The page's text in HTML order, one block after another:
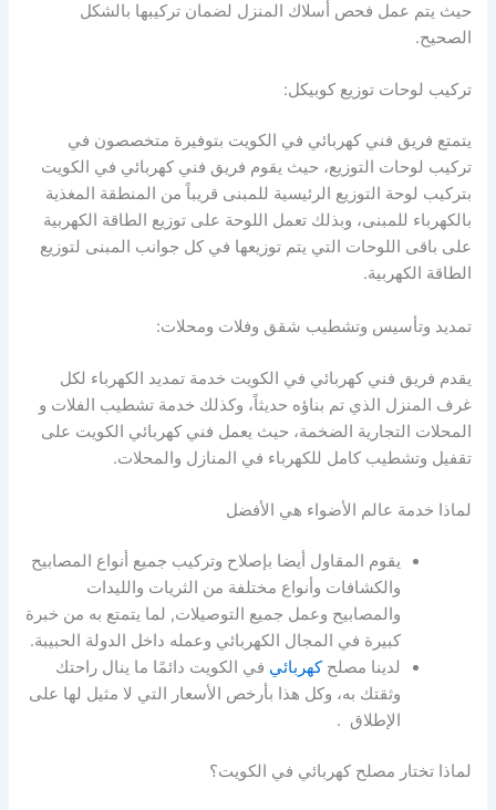
حيث يتم عمل فحص أسلاك المنزل لضمان تركيبها بالشكل
الصحيح.
تركيب لوحات توزيع كوبيكل:
يتمتع فريق فني كهربائي في الكويت بتوفيرة متخصصون في
تركيب لوحات التوزيع، حيث يقوم فريق فني كهربائي في الكويت
بتركيب لوحة التوزيع الرئيسية للمبنى قريباً من المنطقة المغذية
بالكهرباء للمبنى، وبذلك تعمل اللوحة على توزيع الطاقة الكهربية
على باقى اللوحات التي يتم توزيعها في كل جوانب المبنى لتوزيع
الطاقة الكهربية.
تمديد وتأسيس وتشطيب شقق وفلات ومحلات:
يقدم فريق فني كهربائي في الكويت خدمة تمديد الكهرباء لكل
غرف المنزل الذي تم بناؤه حديثاً، وكذلك خدمة تشطيب الفلات و
المحلات التجارية الضخمة، حيث يعمل فني كهربائي الكويت على
تقفيل وتشطيب كامل للكهرباء في المنازل والمحلات.
لماذا خدمة عالم الأضواء هي الأفضل
يقوم المقاول أيضا بإصلاح وتركيب جميع أنواع المصابيح
والكشافات وأنواع مختلفة من الثريات والليدات
والمصابيح وعمل جميع التوصيلات, لما يتمتع به من خبرة
كبيرة في المجال الكهربائي وعمله داخل الدولة الحبيبة.
لدينا مصلحكهربائي في الكويت دائمًا ما ينال راحتك
وثقتك به، وكل هذا بأرخص الأسعار التي لا مثيل لها على
الإطلاق .
لماذا تختار مصلح كهربائي في الكويت؟